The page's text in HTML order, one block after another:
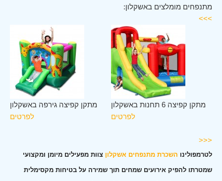
מתנפחים מומלצים באשקלון:
>>>
מתקן קפיצה גירפה באשקלון
לפרטים
מתקן קפיצה 6 תחנות באשקלון
לפרטים
<<<
לטרמפולינו השכרת מתנפחים אשקלון צוות מפעילים מיומן ומקצועי
שמטרתו להפיק אירועים שמחים תוך שמירה על בטיחות מקסימלית